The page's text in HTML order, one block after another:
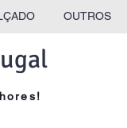
OUTROS